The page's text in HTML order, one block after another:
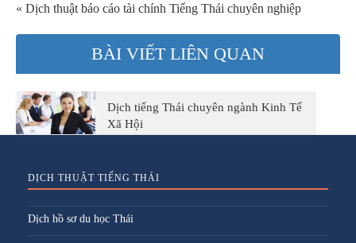
« Dịch thuật báo cáo tài chính Tiếng Thái chuyên nghiệp
BÀI VIẾT LIÊN QUAN
Dịch tiếng Thái chuyên ngành Kinh Tế
Xã Hội
DỊCH THUẬT TIẾNG THÁI
Dịch hồ sơ du học Thái